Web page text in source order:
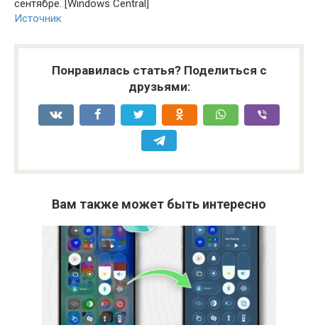
сентябре. [Windows Central]
Источник
Понравилась статья? Поделиться с
друзьями:
Вам также может быть интересно